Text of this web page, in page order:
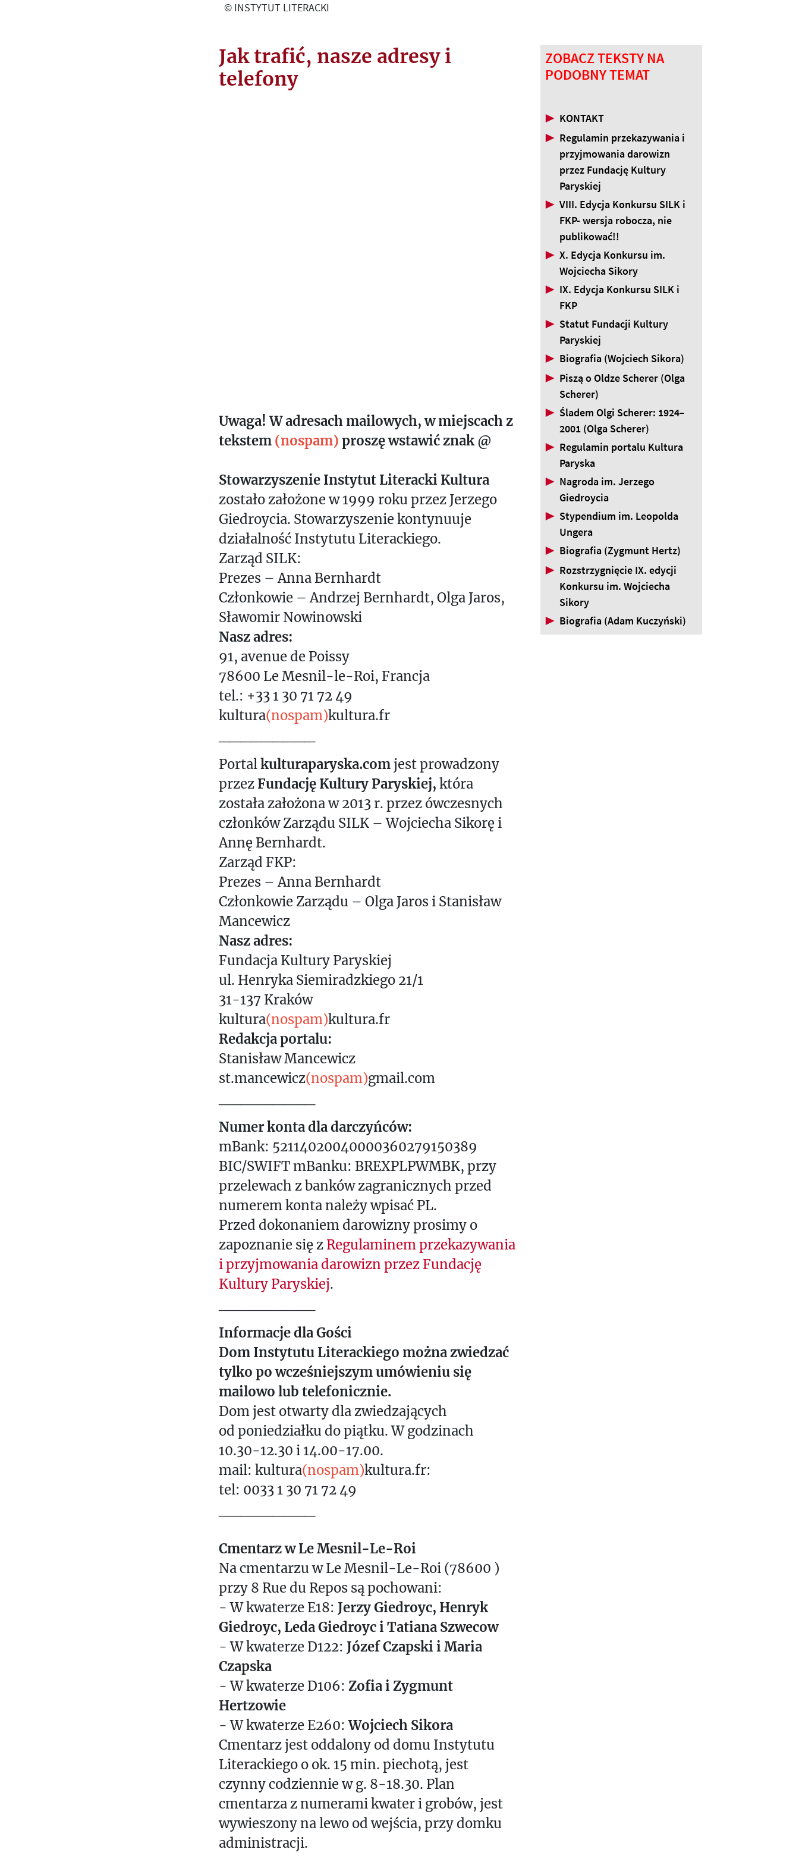
© INSTYTUT LITERACKI
Jak trafić, nasze adresy i
telefony
Uwaga! W adresach mailowych, w miejscach z
tekstem(nospam) proszę wstawić znak @
Stowarzyszenie Instytut Literacki Kultura
zostało założone w 1999 roku przez Jerzego
Giedroycia. Stowarzyszenie kontynuuje
działalność Instytutu Literackiego.
Zarząd SILK:
Prezes – Anna Bernhardt
Członkowie – Andrzej Bernhardt, Olga Jaros,
Sławomir Nowinowski
Nasz adres:
91, avenue de Poissy
78600 Le Mesnil-le-Roi, Francja
tel.: +33 1 30 71 72 49
kultura(nospam)kultura.fr
Portalkulturaparyska.com jest prowadzony
przezFundację Kultury Paryskiej, która
została założona w 2013 r. przez ówczesnych
członków Zarządu SILK – Wojciecha Sikorę i
Annę Bernhardt.
Zarząd FKP:
Prezes – Anna Bernhardt
Członkowie Zarządu – Olga Jaros i Stanisław
Mancewicz
Nasz adres:
Fundacja Kultury Paryskiej
ul. Henryka Siemiradzkiego 21/1
31-137 Kraków
kultura(nospam)kultura.fr
Redakcja portalu:
Stanisław Mancewicz
st.mancewicz(nospam)gmail.com
Numer konta dla darczyńców:
mBank: 52114020040000360279150389
BIC/SWIFT mBanku: BREXPLPWMBK, przy
przelewach z banków zagranicznych przed
numerem konta należy wpisać PL.
Przed dokonaniem darowizny prosimy o
zapoznanie się z Regulaminem przekazywania
i przyjmowania darowizn przez Fundację
Kultury Paryskiej.
Informacje dla Gości
Dom Instytutu Literackiego można zwiedzać
tylko po wcześniejszym umówieniu się
mailowo lub telefonicznie.
Dom jest otwarty dla zwiedzających
od poniedziałku do piątku. W godzinach
10.30-12.30 i 14.00-17.00.
mail: kultura(nospam)kultura.fr:
tel: 0033 1 30 71 72 49
Cmentarz w Le Mesnil-Le-Roi
Na cmentarzu w Le Mesnil-Le-Roi (78600 )
przy 8 Rue du Repos są pochowani:
- W kwaterze E18: Jerzy Giedroyc, Henryk
Giedroyc, Leda Giedroyc i Tatiana Szwecow
- W kwaterze D122: Józef Czapski i Maria
Czapska
- W kwaterze D106: Zofia i Zygmunt
Hertzowie
- W kwaterze E260:Wojciech Sikora
Cmentarz jest oddalony od domu Instytutu
Literackiego o ok. 15 min. piechotą, jest
czynny codziennie w g. 8-18.30. Plan
cmentarza z numerami kwater i grobów, jest
wywieszony na lewo od wejścia, przy domku
administracji.
ZOBACZ TEKSTY NA
PODOBNY TEMAT
▶ KONTAKT
▶ Regulamin przekazywania i
przyjmowania darowizn
przez Fundację Kultury
Paryskiej
▶ VIII. Edycja Konkursu SILK i
FKP- wersja robocza, nie
publikować!!
▶ X. Edycja Konkursu im.
Wojciecha Sikory
▶ IX. Edycja Konkursu SILK i
FKP
▶ Statut Fundacji Kultury
Paryskiej
▶ Biografia (Wojciech Sikora)
▶ Piszą o Oldze Scherer (Olga
Scherer)
▶ Śladem Olgi Scherer: 1924–
2001 (Olga Scherer)
▶ Regulamin portalu Kultura
Paryska
▶ Nagroda im. Jerzego
Giedroycia
▶ Stypendium im. Leopolda
Ungera
▶ Biografia (Zygmunt Hertz)
▶ Rozstrzygnięcie IX. edycji
Konkursu im. Wojciecha
Sikory
▶ Biografia (Adam Kuczyński)